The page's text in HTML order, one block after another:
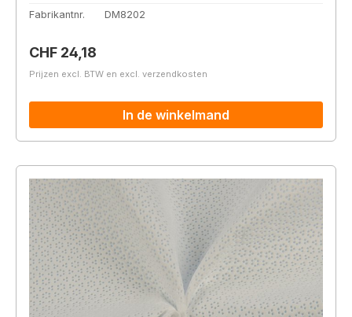
Fabrikantnr.
DM8202
Normale prijs:
CHF 24,18
Prijzen excl. BTW en excl. verzendkosten
In de winkelmand